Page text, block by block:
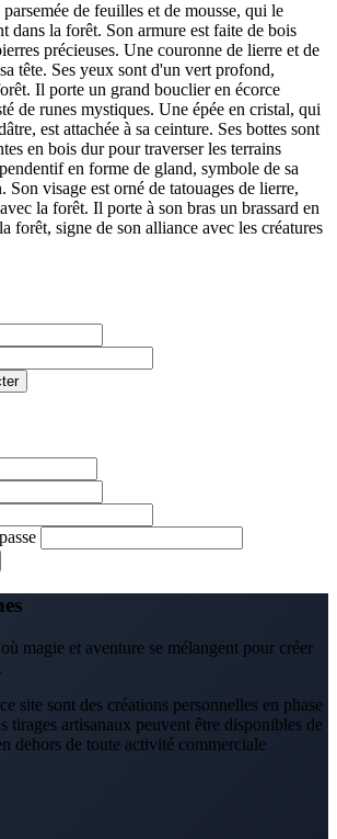
de feuilles et de mousse, qui le
dans la forêt. Son armure est faite de bois
précieuses. Une couronne de lierre et de
tête. Ses yeux sont d'un vert profond,
Il porte un grand bouclier en écorce
de runes mystiques. Une épée en cristal, qui
est attachée à sa ceinture. Ses bottes sont
en bois dur pour traverser les terrains
en forme de gland, symbole de sa
Son visage est orné de tatouages de lierre,
la forêt. Il porte à son bras un brassard en
forêt, signe de son alliance avec les créatures
magie et aventure se mélangent pour créer
site sont des créations personnelles en phase
tirages artisanaux peuvent être disponibles de
dehors de toute activité commerciale